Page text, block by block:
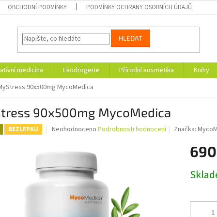
OBCHODNÍ PODMÍNKY PODMÍNKY OCHRANY OSOBNÍCH ÚDAJŮ
HLEDAT
medicína Ekodrogerie Přírodní kosmetika Knihy
90x500mg MycoMedica
90x500mg MycoMedica
BEZLEPKU
Průměrné
0,0
z
hvězdiček.
Neohodnoceno Podrobnosti hodnocení Značka:
cena: